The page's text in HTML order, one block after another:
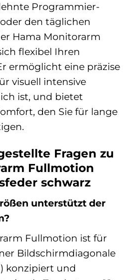
Programmier-
den täglichen
Hama Monitorarm
flexibel Ihren
ermöglicht eine präzise
visuell intensive
ist, und bietet
den Sie für lange
Fragen zu
Fullmotion
schwarz
unterstützt der
Fullmotion ist für
Bildschirmdiagonale
konzipiert und